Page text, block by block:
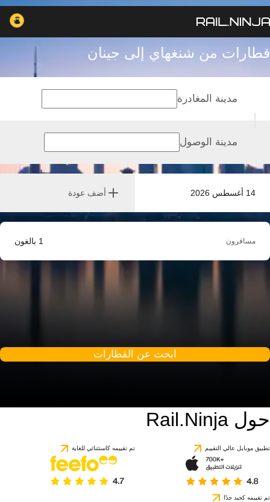
قطارات من شنغهاي إلى جينان
14 أغسطس 2026 أضف عودة
مدينة المغادرة
مدينة الوصول
مسافرون 1 بالغون
ابحث عن القطارات
حول Rail.Ninja
تطبيق موبايل عالي التقييم تم تقييمه كاستثنائي للغاية
تم تقييمه كجيد جدًا
استنادًا إلى 1 تقييمًا